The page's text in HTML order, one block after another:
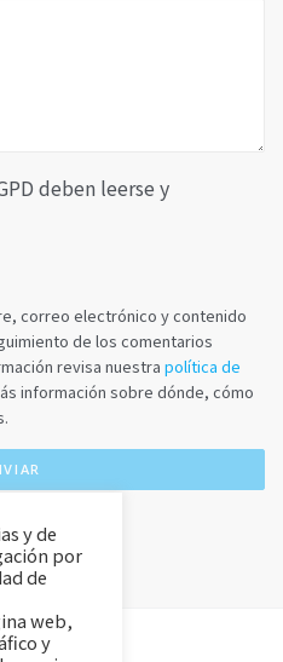
deben leerse y
correo electrónico y contenido
de los comentarios
revisa nuestra política de
información sobre dónde, cómo
y de
por
de
web,
y